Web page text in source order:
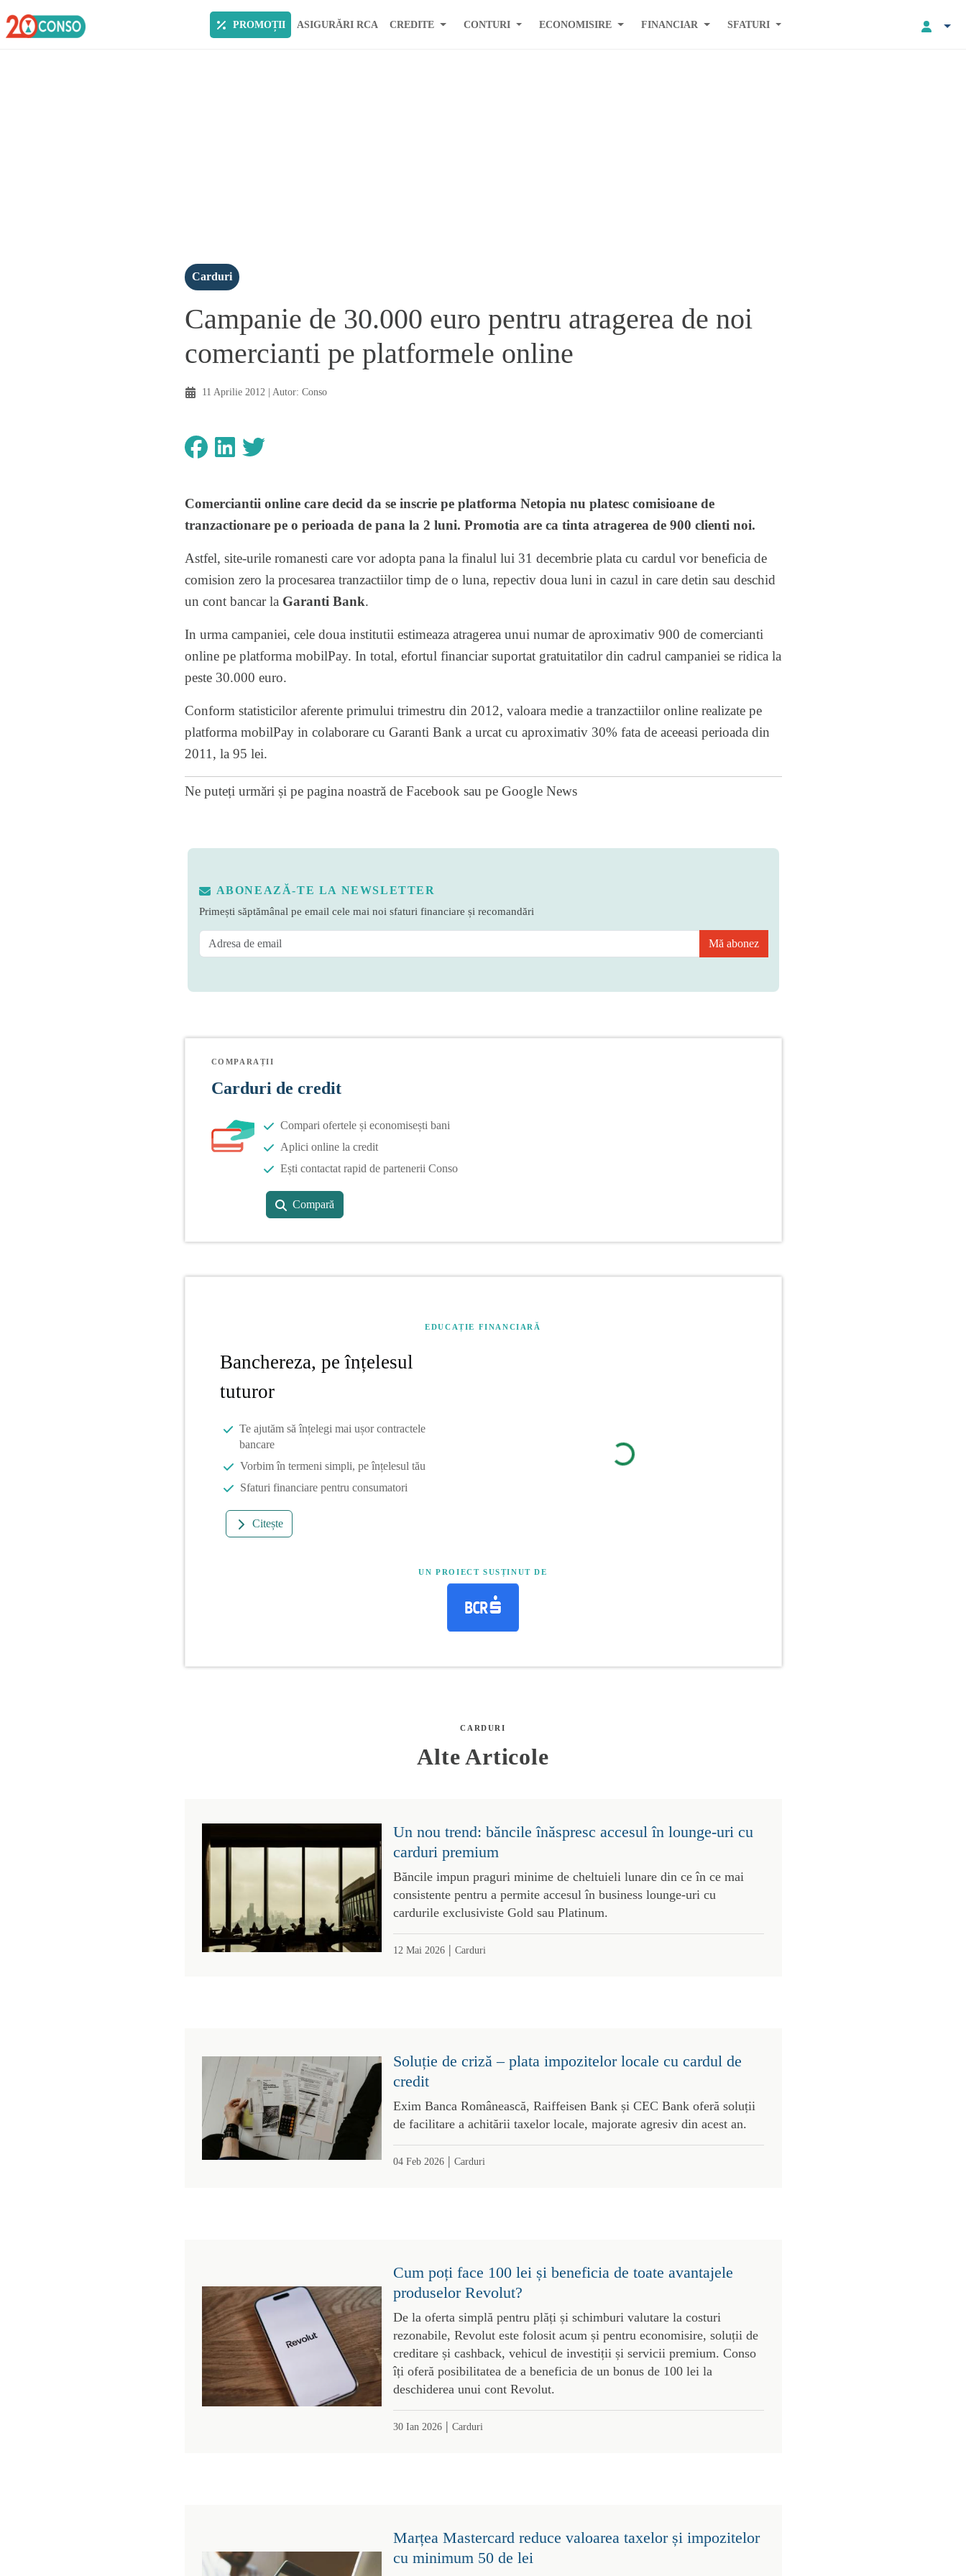
PROMOȚII ASIGURĂRI RCA CREDITE CONTURI ECONOMISIRE FINANCIAR SFATURI
Carduri
Campanie de 30.000 euro pentru atragerea de noi
comercianti pe platformele online
11 Aprilie 2012 | Autor: Conso
Comerciantii online care decid da se inscrie pe platforma Netopia nu platesc comisioane de
tranzactionare pe o perioada de pana la 2 luni. Promotia are ca tinta atragerea de 900 clienti noi.
Astfel, site-urile romanesti care vor adopta pana la finalul lui 31 decembrie plata cu cardul vor beneficia de
comision zero la procesarea tranzactiilor timp de o luna, repectiv doua luni in cazul in care detin sau deschid
un cont bancar la Garanti Bank.
In urma campaniei, cele doua institutii estimeaza atragerea unui numar de aproximativ 900 de comercianti
online pe platforma mobilPay. In total, efortul financiar suportat gratuitatilor din cadrul campaniei se ridica la
peste 30.000 euro.
Conform statisticilor aferente primului trimestru din 2012, valoara medie a tranzactiilor online realizate pe
platforma mobilPay in colaborare cu Garanti Bank a urcat cu aproximativ 30% fata de aceeasi perioada din
2011, la 95 lei.
Ne puteți urmări și pe pagina noastră de Facebook sau pe Google News
ABONEAZĂ-TE LA NEWSLETTER
Primești săptămânal pe email cele mai noi sfaturi financiare și recomandări
Mă abonez
COMPARAȚII
Carduri de credit
Compari ofertele și economisești bani
Aplici online la credit
Ești contactat rapid de partenerii Conso
Compară
EDUCAȚIE FINANCIARĂ
Banchereza, pe înțelesul
tuturor
Te ajutăm să înțelegi mai ușor contractele
bancare
Vorbim în termeni simpli, pe înțelesul tău
Sfaturi financiare pentru consumatori
Citește
UN PROIECT SUSȚINUT DE
CARDURI
Alte Articole
Un nou trend: băncile înăspresc accesul în lounge-uri cu
carduri premium
Băncile impun praguri minime de cheltuieli lunare din ce în ce mai
consistente pentru a permite accesul în business lounge-uri cu
cardurile exclusiviste Gold sau Platinum.
12 Mai 2026| Carduri
Soluție de criză – plata impozitelor locale cu cardul de
credit
Exim Banca Românească, Raiffeisen Bank și CEC Bank oferă soluții
de facilitare a achitării taxelor locale, majorate agresiv din acest an.
04 Feb 2026| Carduri
Cum poți face 100 lei și beneficia de toate avantajele
produselor Revolut?
De la oferta simplă pentru plăți și schimburi valutare la costuri
rezonabile, Revolut este folosit acum și pentru economisire, soluții de
creditare și cashback, vehicul de investiții și servicii premium. Conso
îți oferă posibilitatea de a beneficia de un bonus de 100 lei la
deschiderea unui cont Revolut.
30 Ian 2026| Carduri
Marțea Mastercard reduce valoarea taxelor și impozitelor
cu minimum 50 de lei